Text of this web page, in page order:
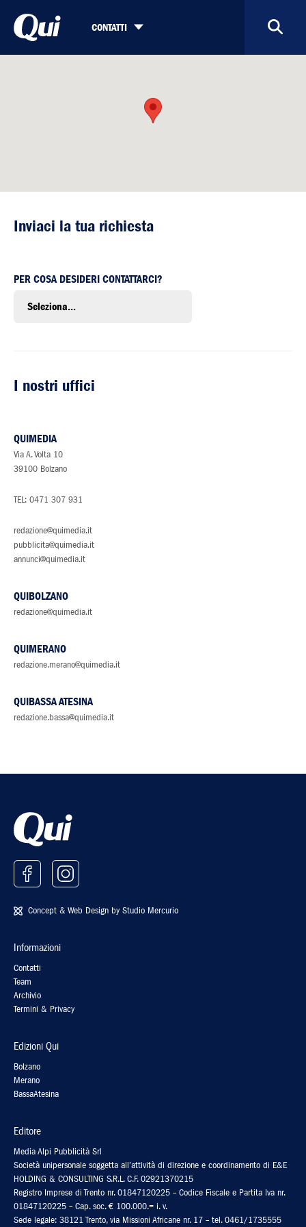
CONTATTI
Inviaci la tua richiesta
PER COSA DESIDERI CONTATTARCI?
I nostri uffici
QUIMEDIA
Via A. Volta 10
39100 Bolzano
TEL: 0471 307 931
redazione@quimedia.it
pubblicita@quimedia.it
annunci@quimedia.it
QUIBOLZANO
redazione@quimedia.it
QUIMERANO
redazione.merano@quimedia.it
QUIBASSA ATESINA
redazione.bassa@quimedia.it
Concept & Web Design by Studio Mercurio
Informazioni
Contatti
Team
Archivio
Termini & Privacy
Edizioni Qui
Bolzano
Merano
BassaAtesina
Editore
Media Alpi Pubblicità Srl
Società unipersonale soggetta all’attività di direzione e coordinamento di E&E
HOLDING & CONSULTING S.R.L. C.F. 02921370215
Registro Imprese di Trento nr. 01847120225 – Codice Fiscale e Partita Iva nr.
01847120225 – Cap. soc. € 100.000.= i. v.
Sede legale: 38121 Trento, via Missioni Africane nr. 17 – tel. 0461/1735555